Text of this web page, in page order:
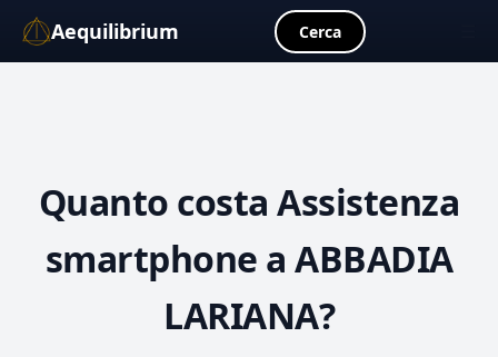
Aequilibrium Cerca
Quanto costaAssistenza
smartphone a ABBADIA
LARIANA?